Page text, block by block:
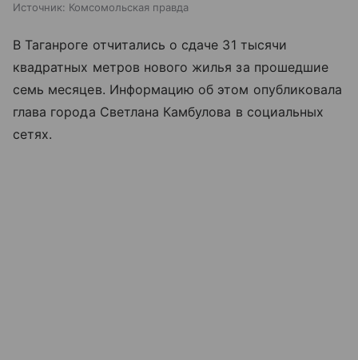
Источник: Комсомольская правда
В Таганроге отчитались о сдаче 31 тысячи
квадратных метров нового жилья за прошедшие
семь месяцев. Информацию об этом опубликовала
глава города Светлана Камбулова в социальных
сетях.